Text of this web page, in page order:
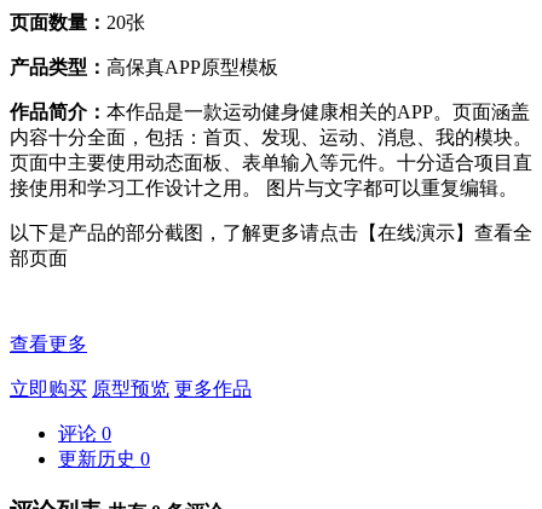
页面数量： 20张
产品类型： 高保真APP原型模板
作品简介： 本作品是一款运动健身健康相关的APP。页面涵盖
内容十分全面，包括：首页、发现、运动、消息、我的模块。
页面中主要使用动态面板、表单输入等元件。十分适合项目直
接使用和学习工作设计之用。
图片与文字都可以重复编辑。
以下是产品的部分截图，了解更多请点击【在线演示】查看全
部页面
查看更多
立即购买 原型预览 更多作品
评论 0
更新历史 0